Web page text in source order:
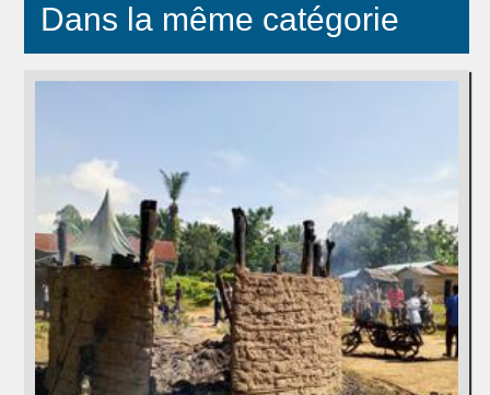
Dans la même catégorie